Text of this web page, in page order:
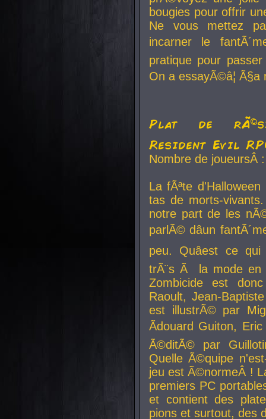
bougies pour offrir
Ne vous mettez
incarner le
pratique pour
On a essayÃ©â¦
Plat de
Resident Evil
Nombre de
La fÃªte
tas de morts-
notre part de les
parlÃ© dâun
peu. Quâest ce
trÃ¨s Ã la mode en
Zombicide est
Raoult, Jean-
est illustrÃ© par
Ãdouard Guiton,
Ã©ditÃ© par
Quelle Ã©quipe
jeu est Ã©normeÂ !
premiers PC
et contient des
pions et surtout, des